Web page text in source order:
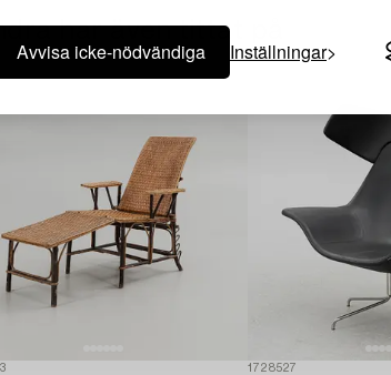
Avvisa icke-nödvändiga Inställningar
har även tittat på
1728527